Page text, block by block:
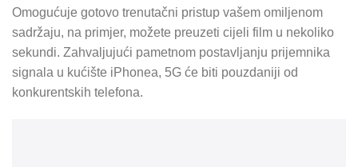
Omogućuje gotovo trenutačni pristup vašem omiljenom
sadržaju, na primjer, možete preuzeti cijeli film u nekoliko
sekundi. Zahvaljujući pametnom postavljanju prijemnika
signala u kućište iPhonea, 5G će biti pouzdaniji od
konkurentskih telefona.